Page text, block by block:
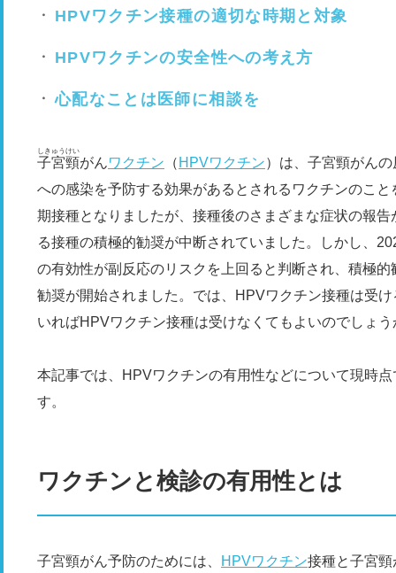
HPVワクチン接種の適切な時期と対象
HPVワクチンの安全性への考え方
心配なことは医師に相談を
子宮頸
しきゅうけい
がんワクチン （ HPVワクチン）は、子宮頸がん
への感染を予防する効果があるとされるワクチンのこ
期接種となりましたが、接種後のさまざまな症状の報
る接種の積極的勧奨が中断されていました。しかし、
の有効性が副反応のリスクを上回ると判断され、積極
勧奨が開始されました。では、HPVワクチン接種は受
いればHPVワクチン接種は受けなくてもよいのでしょう
本記事では、HPVワクチンの有用性などについて現時
す。
ワクチンと検診の有用性とは
子宮頸がん予防のためには、 HPVワクチン接種と子宮